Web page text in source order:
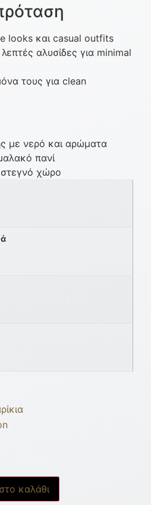
looks και casual outfits
αλυσίδες για minimal
τους για clean
με νερό και αρώματα
πανί
χώρο
καλάθι